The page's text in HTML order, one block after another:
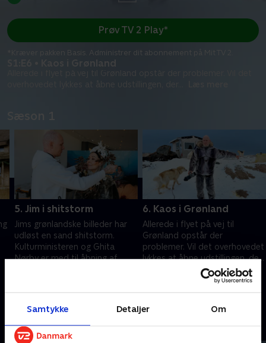
Samtykke Detaljer Om
S1:E6 • Kaos i Grønland
Prøv TV 2 Play*
*Kræver pakken Basis. Administrer dit abonnement på Mit TV 2.
5. Jim i shitstorm
Jims grønlandske billeder har
udløst en sand shitstorm.
Kulturministeren og Ghita
Nørby er med til åbning af
6. Kaos i Grønland
Allerede i flyet på vej til
Grønland opstår der
problemer. Vil det overhovedet
lykkes at åbne udstillingen, der
allerede har skabt shitstorm
hjemme i Danmark?
24. maj 2022 • 28 min
Andre så også